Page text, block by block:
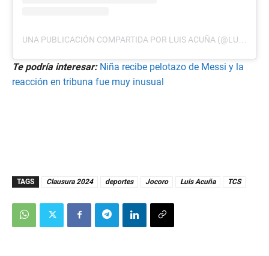
UNA PUBLICACIÓN COMPARTIDA POR LUIS ACUÑA (@LUISACUNA89)
Te podría interesar: Niña recibe pelotazo de Messi y la
reacción en tribuna fue muy inusual
TAGS Clausura 2024 deportes Jocoro Luis Acuña TCS